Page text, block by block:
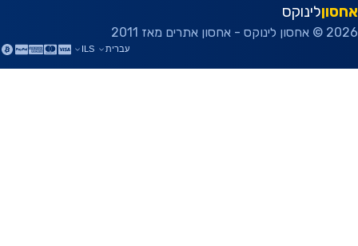
לינוקס
מאז 2011
עברית ILS